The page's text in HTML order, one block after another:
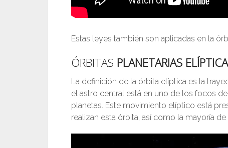
Estas leyes también son aplicadas en la
ÓRBITAS PLANETARIAS
La definición de la órbita elíptica es la
el astro central está en uno de los focos
planetas. Este movimiento elíptico está
realizan esta órbita, así como la mayoría